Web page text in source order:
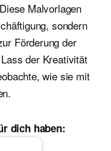
Malvorlagen
sondern
Förderung der
der Kreativität
wie sie mit
dich haben: